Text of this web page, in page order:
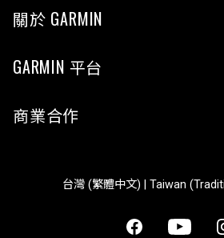
關於 GARMIN
GARMIN 平台
商業合作
台灣 (繁體中文) | Taiwan